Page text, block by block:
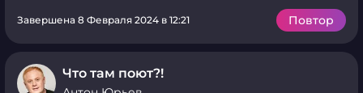
Завершена 8 Февраля 2024 в 12:21 Повтор
Что там поют?!